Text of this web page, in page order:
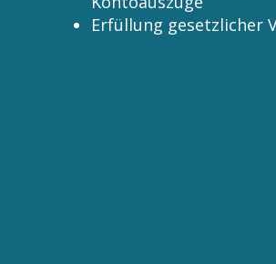
Erfüllung gesetzlicher